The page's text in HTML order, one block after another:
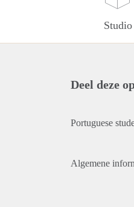
Studio
Deel deze
Portuguese
Algemene